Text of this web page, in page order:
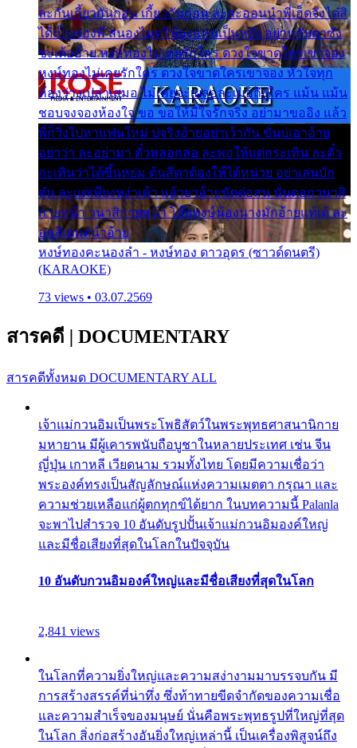
ละกันเกี้ยวกันก่อน เกี้ยวกันก่อน ละสะออนนำพี่เฮ็ดจังได๋สิ
ได้เป็นของพี่ สนองไมตรีน้องแหน่เป็นหยัง อย่าหลับตาซัง
ซะเด้ออ้าย หงษ์ทองไม่เคยรักใคร ดวงใจขาดใครเขาจอง
หงษ์ทองไม่เคยรักใคร ดวงใจขาดใครเขาจอง หัวใจทุก
ห้องว่างเปล่าเสมอ ไม่เคยจะเผลอละเมอถึงใคร แม้น แม้น
ชอบจงจองห้องใจ ขอ ขอให้มีใจรักจริง อย่ามาขออิง แล้ว
พี่ก็วิ่งไปหาแฟนใหม่ บ่จริงอ้ายอย่าเว้ากัน ขั่นบ่เอาอ้าย
อย่าว่า ละอย่ามา ตั๋วหลอกล่อ ละพอให้แต่กระเทิน ละตั๋ว
กะเทินว่าได้ขึ้นหย่ม ต้นสีดาต้องให้ได้หน่วย อย่าเล่นบัก
ตุ๋น ละแต่เพียงหง่าเค้า แล้วยาอ้ายขัดต่อสน นั่นดอกวนาสิ
กายหน้า วนาสิกายหน้า โอ๊ยหงษ์น้องนางมักอ้ายแท้เด้ ละ
อกสิเพแต่นำอ้าย
หงษ์ทองคะนองลำ - หงษ์ทอง ดาวอุดร (ซาวด์ดนตรี)
(KARAOKE)
73 views • 03.07.2569
สารคดี | DOCUMENTARY
สารคดีทั้งหมด DOCUMENTARY ALL
เจ้าแม่กวนอิมเป็นพระโพธิสัตว์ในพระพุทธศาสนานิกาย
มหายาน มีผู้เคารพนับถือบูชาในหลายประเทศ เช่น จีน
ญี่ปุ่น เกาหลี เวียดนาม รวมทั้งไทย โดยมีความเชื่อว่า
พระองค์ทรงเป็นสัญลักษณ์แห่งความเมตตา กรุณา และ
ความช่วยเหลือแก่ผู้ตกทุกข์ได้ยาก ในบทความนี้ Palanla
จะพาไปสำรวจ 10 อันดับรูปปั้นเจ้าแม่กวนอิมองค์ใหญ่
และมีชื่อเสียงที่สุดในโลกในปัจจุบัน
10 อันดับกวนอิมองค์ใหญ่และมีชื่อเสียงที่สุดในโลก
2,841 views
ในโลกที่ความยิ่งใหญ่และความสง่างามมาบรรจบกัน มี
การสร้างสรรค์ที่น่าทึ่ง ซึ่งท้าทายขีดจำกัดของความเชื่อ
และความสำเร็จของมนุษย์ นั่นคือพระพุทธรูปที่ใหญ่ที่สุด
ในโลก สิ่งก่อสร้างอันยิ่งใหญ่เหล่านี้ เป็นเครื่องพิสูจน์ถึง